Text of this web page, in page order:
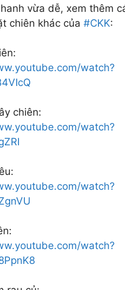
vừa dễ, xem thêm
chiên khác của #CKK:
watch?
chiên:
watch?
watch?
watch?